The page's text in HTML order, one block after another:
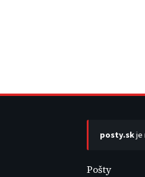
posty.skje
Pošty